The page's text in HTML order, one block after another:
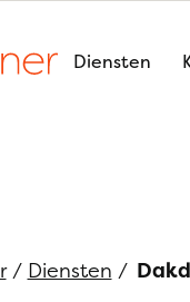
Diensten
/ Diensten /